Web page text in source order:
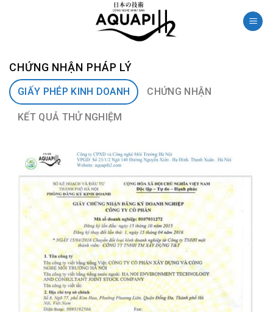
CHỨNG NHẬN PHÁP LÝ
GIẤY PHÉP KINH DOANH CHỨNG NHẬN
KẾT QUẢ THỬ NGHIỆM